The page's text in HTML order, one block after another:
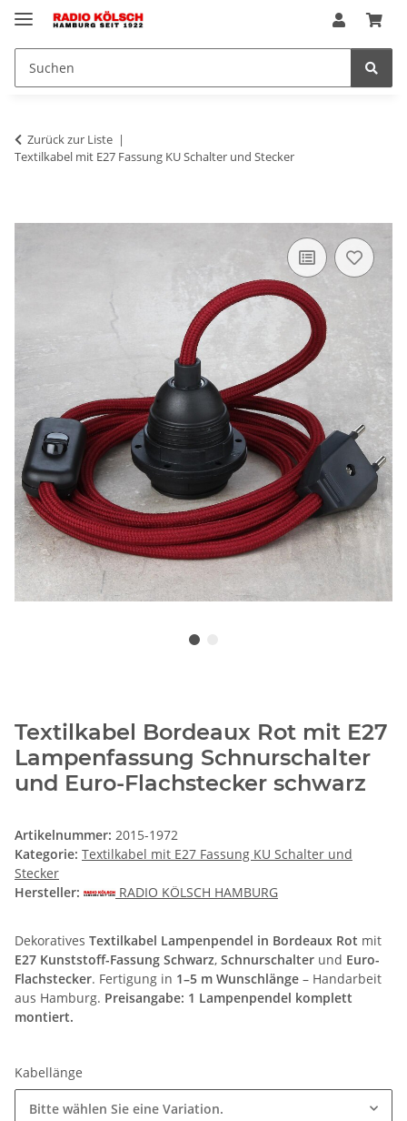
Zurück zur Liste
Textilkabel mit E27 Fassung KU Schalter und Stecker
Textilkabel Bordeaux Rot mit E27
Lampenfassung Schnurschalter
und Euro-Flachstecker schwarz
Artikelnummer: 2015-1972
Kategorie: Textilkabel mit E27 Fassung KU Schalter und
Stecker
Hersteller:
RADIO KÖLSCH HAMBURG
Dekoratives Textilkabel Lampenpendel in Bordeaux Rot mit
E27 Kunststoff-Fassung Schwarz, Schnurschalter und Euro-
Flachstecker. Fertigung in 1–5 m Wunschlänge – Handarbeit
aus Hamburg. Preisangabe: 1 Lampenpendel komplett
montiert.
Kabellänge
Bitte wählen Sie eine Variation.